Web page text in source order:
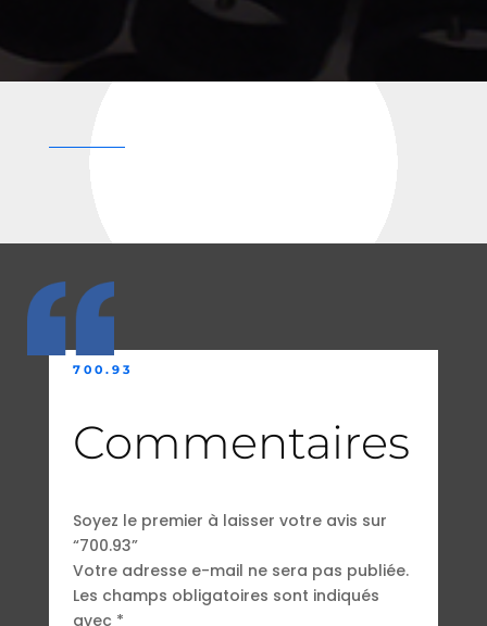
700.93
Commentaires
Soyez le premier à laisser votre avis sur
“700.93”
Votre adresse e-mail ne sera pas publiée.
Les champs obligatoires sont indiqués
avec *